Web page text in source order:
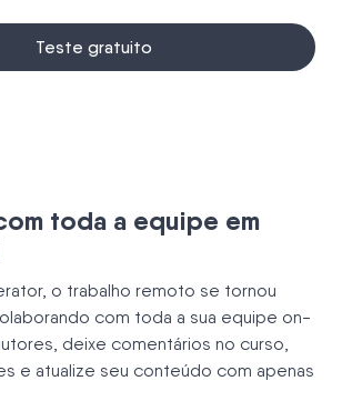
Teste gratuito
toda a equipe em
o trabalho remoto se tornou
com toda a sua equipe on-
deixe comentários no curso,
e atualize seu conteúdo com apenas